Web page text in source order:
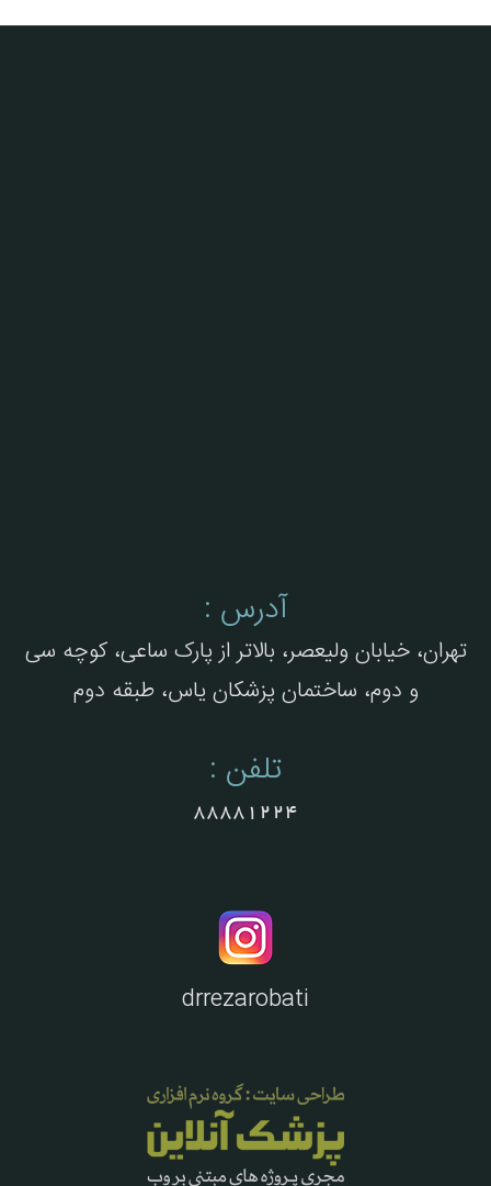
آدرس :
تهران، خیابان ولیعصر، بالاتر از پارک ساعی، کوچه سی
و دوم، ساختمان پزشکان یاس، طبقه دوم
تلفن :
88881224
drrezarobati